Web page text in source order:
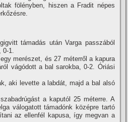
fölényben, hiszen a Fradit népes
támadás után Varga passzából
0-1.
merészet, és 27 méterről a kapura
vágódott a bal sarokba, 0-2. Óriási
aki levette a labdát, majd a bal alsó
a kaputól 25 méterre. A
válogatott támadónk középre tartó
az ellenfél kapusa, í­gy megvan a